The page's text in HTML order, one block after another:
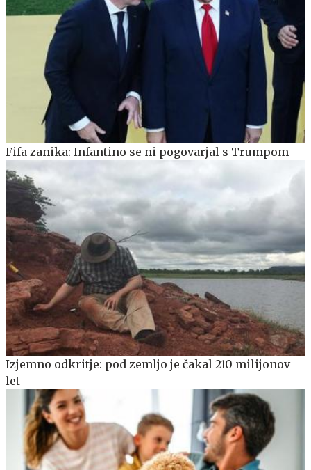
Fifa zanika: Infantino se ni pogovarjal s Trumpom
Izjemno odkritje: pod zemljo je čakal 210 milijonov
let